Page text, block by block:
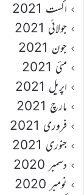
اگست 2021
جولائی 2021
جون 2021
مئی 2021
اپریل 2021
مارچ 2021
فروری 2021
جنوری 2021
دسمبر 2020
نومبر 2020